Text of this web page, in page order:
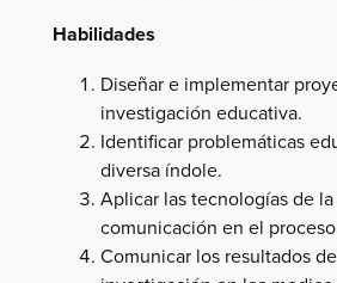
Habilidades
Diseñar e implementar
investigación educativa.
Identificar problemáticas
diversa índole.
Aplicar las tecnologías de
comunicación en el
Comunicar los resultados